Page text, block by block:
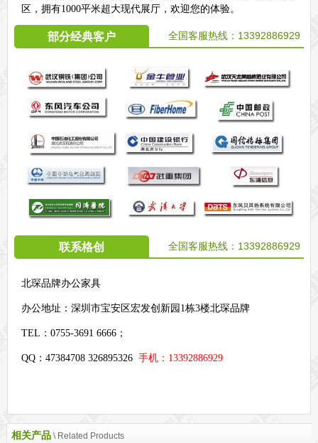
区，拥有1000平米超大现代展厅，欢迎您的体验。
部分经典客户 全国客服热线： 13392886929
联系格创 全国客服热线： 13392886929
北琛品牌办公家具
办公地址： 深圳市宝安区宏发创新园1栋3楼北琛品牌
TEL：0755-3691 6666；
QQ：47384708 326895326 手机：13392886929
相关产品 \ Related Products